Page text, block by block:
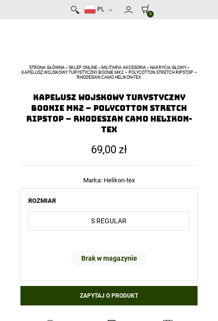
PL
0
STRONA GŁÓWNA» SKLEP ONLINE» MILITARIA AKCESORIA» NAKRYCIA GŁOWY»
KAPELUSZ WOJSKOWY TURYSTYCZNY BOONIE MK2 – POLYCOTTON STRETCH RIPSTOP –
RHODESIAN CAMO HELIKON-TEX
Kapelusz Wojskowy Turystyczny
Boonie Mk2 – PolyCotton Stretch
Ripstop – Rhodesian Camo Helikon-
Tex
69,00 zł
Marka: Helikon-tex
ROZMIAR
Brak w magazynie
ZAPYTAJ O PRODUKT